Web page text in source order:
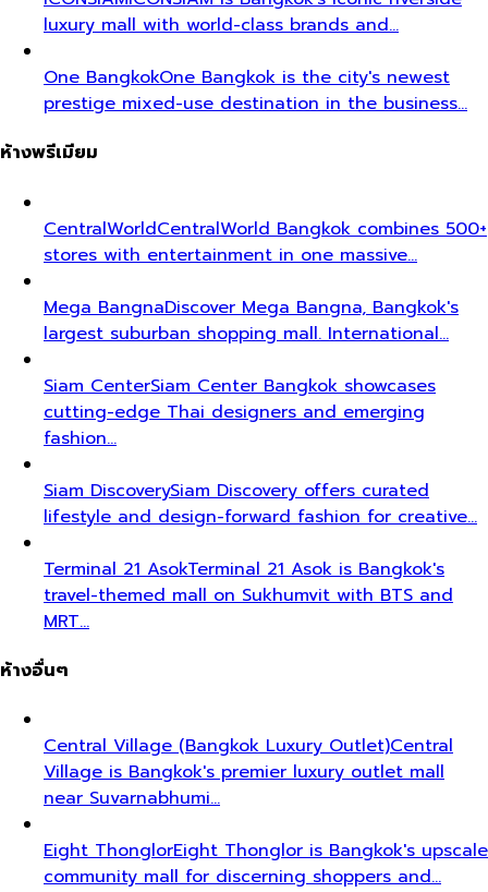
luxury mall with world-class brands and…
One BangkokOne Bangkok is the city's newest
prestige mixed-use destination in the business…
ห้างพรีเมียม
CentralWorldCentralWorld Bangkok combines 500+
stores with entertainment in one massive…
Mega BangnaDiscover Mega Bangna, Bangkok's
largest suburban shopping mall. International…
Siam CenterSiam Center Bangkok showcases
cutting-edge Thai designers and emerging
fashion…
Siam DiscoverySiam Discovery offers curated
lifestyle and design-forward fashion for creative…
Terminal 21 AsokTerminal 21 Asok is Bangkok's
travel-themed mall on Sukhumvit with BTS and
MRT…
ห้างอื่นๆ
Central Village (Bangkok Luxury Outlet)Central
Village is Bangkok's premier luxury outlet mall
near Suvarnabhumi…
Eight ThonglorEight Thonglor is Bangkok's upscale
community mall for discerning shoppers and…